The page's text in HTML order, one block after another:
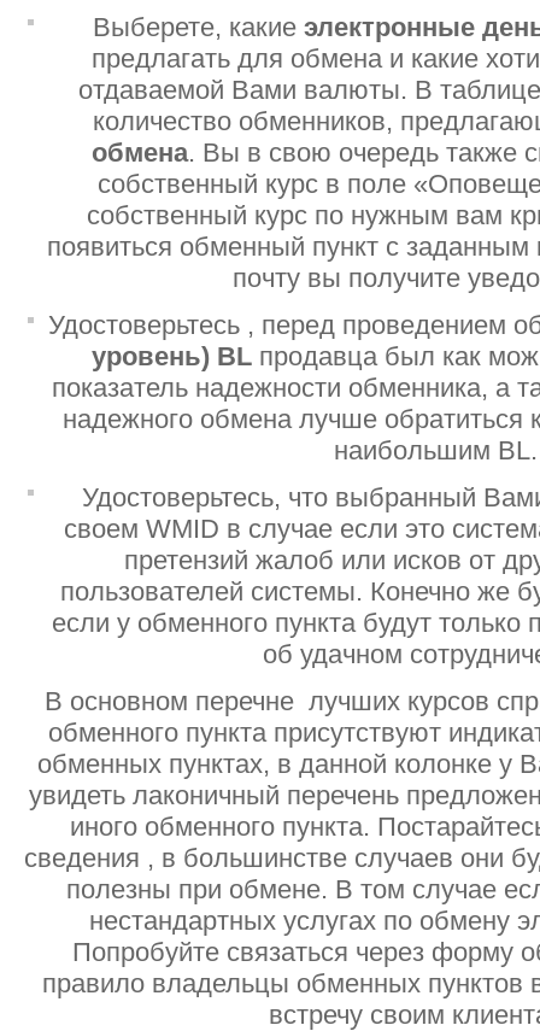
Выберете, какие электронные
предлагать для обмена и какие
отдаваемой Вами валюты. В таблице
количество обменников,
обмена. Вы в свою очередь также
собственный курс в поле
собственный курс по нужным вам
появиться обменный пункт с заданным
почту вы получите
Удостоверьтесь , перед проведением
уровень) BL продавца был как
показатель надежности обменника, а
надежного обмена лучше
наибольшим BL.
Удостоверьтесь, что выбранный
своем WMID в случае если это
претензий жалоб или исков от
пользователей системы. Конечно же
если у обменного пункта будут
об удачном
В основном перечне лучших курсов
обменного пункта присутствуют
обменных пунктах, в данной колонке у
увидеть лаконичный перечень
иного обменного пункта.
сведения , в большинстве случаев они
полезны при обмене. В том случае
нестандартных услугах по обмену
Попробуйте связаться через форму
правило владельцы обменных пунктов
встречу своим